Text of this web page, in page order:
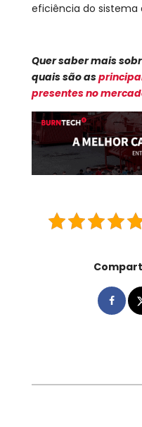
eficiência do sistema
Quer saber mais
quais são as
presentes no